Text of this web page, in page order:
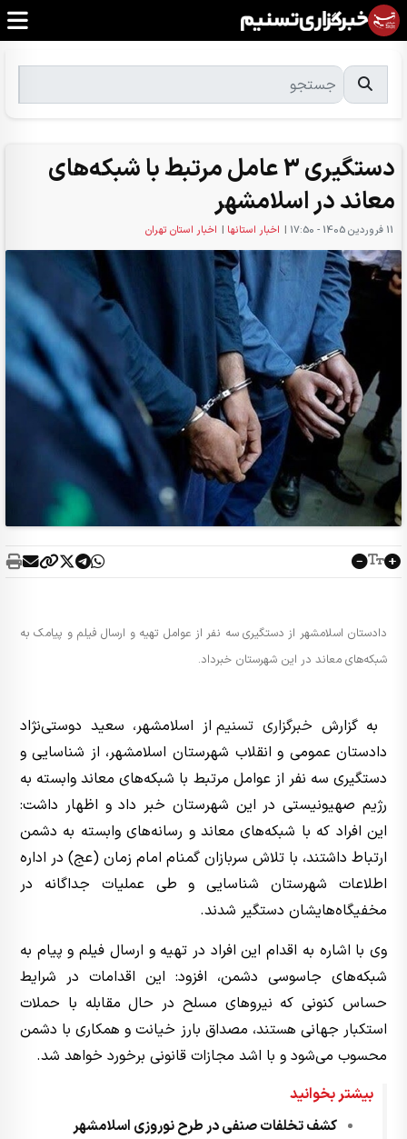
دستگیری 3 عامل مرتبط با شبکه‌های
معاند در اسلامشهر
11 فروردين 1405 - 17:50 | اخبار استانها | اخبار استان تهران
دادستان اسلامشهر از دستگیری سه نفر از عوامل تهیه و ارسال فیلم و پیامک به
شبکه‌های معاند در این شهرستان خبرداد.
به گزارش خبرگزاری تسنیماز اسلامشهر، سعید دوستی‌نژاد
دادستان عمومی و انقلاب شهرستان اسلامشهر، از شناسایی و
دستگیری سه نفر از عوامل مرتبط با شبکه‌های معاند وابسته به
رژیم صهیونیستی در این شهرستان خبر داد و اظهار داشت:
این افراد که با شبکه‌های معاند و رسانه‌های وابسته به دشمن
ارتباط داشتند، با تلاش سربازان گمنام امام زمان (عج) در اداره
اطلاعات شهرستان شناسایی و طی عملیات جداگانه در
مخفیگاه‌هایشان دستگیر شدند.
وی با اشاره به اقدام این افراد در تهیه و ارسال فیلم و پیام به
شبکه‌های جاسوسی دشمن، افزود: این اقدامات در شرایط
حساس کنونی که نیروهای مسلح در حال مقابله با حملات
استکبار جهانی هستند، مصداق بارز خیانت و همکاری با دشمن
محسوب می‌شود و با اشد مجازات قانونی برخورد خواهد شد.
بیشتر بخوانید
کشف تخلفات صنفی در طرح نوروزی اسلامشهر